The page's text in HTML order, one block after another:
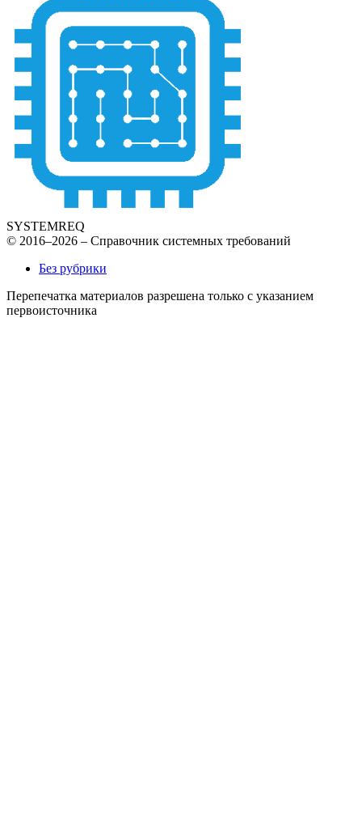
SYSTEMREQ
© 2016–2026 – Справочник системных требований
Без рубрики
Перепечатка материалов разрешена только с указанием
первоисточника